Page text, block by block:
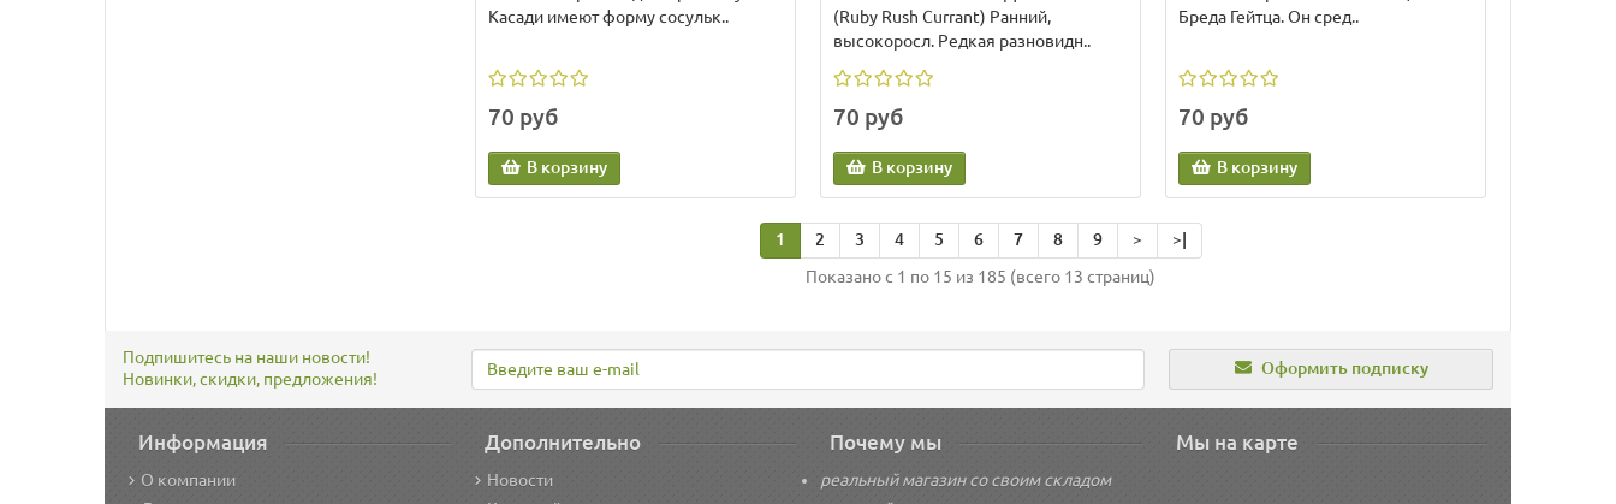
Касади имеют форму сосульк..
70 руб
В корзину
(Ruby Rush Currant) Ранний,
высокоросл. Редкая разновидн..
70 руб
В корзину
Бреда Гейтца. Он сред..
70 руб
В корзину
1 2 3 4 5 6 7 8 9 >
>|
Показано с 1 по 15 из 185 (всего 13 страниц)
Подпишитесь на наши новости!
Новинки, скидки, предложения!
Оформить подписку
Информация
О компании
Дополнительно
Новости
Почему мы
реальный магазин со своим складом
Мы на карте